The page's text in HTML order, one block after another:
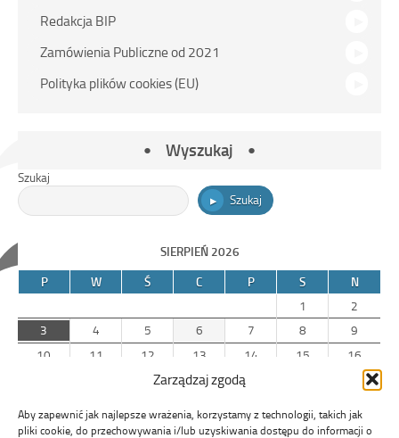
Zarządzaj zgodą
Aby zapewnić jak najlepsze wrażenia, korzystamy z technologii, takich jak
pliki cookie, do przechowywania i/lub uzyskiwania dostępu do informacji o
Redakcja BIP
Zamówienia Publiczne od 2021
Polityka plików cookies (EU)
Wyszukaj
Szukaj
Szukaj
SIERPIEŃ 2026
P
W Ś C P S
N
1
2
3
4 5 6 7 8
9
10
11 12 13 14 15
16
19 20 21
31